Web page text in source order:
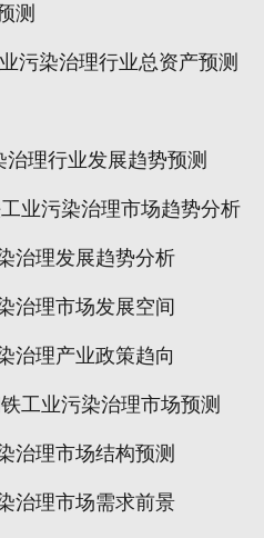
测
污染治理行业总资产预测
治理行业发展趋势预测
业污染治理市场趋势分析
治理发展趋势分析
治理市场发展空间
治理产业政策趋向
工业污染治理市场预测
治理市场结构预测
治理市场需求前景